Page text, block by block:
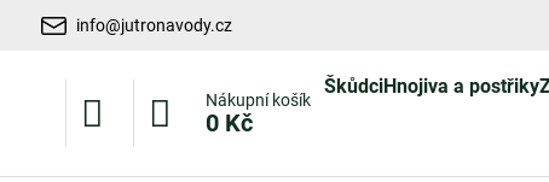
info@jutronavody.cz
Nákupní košík
0 Kč
ŠkůdciHnojiva a postřiky